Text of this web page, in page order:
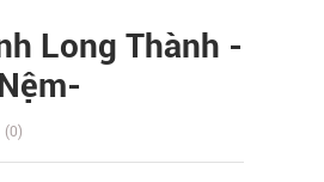
kếLong Thành -
(0)